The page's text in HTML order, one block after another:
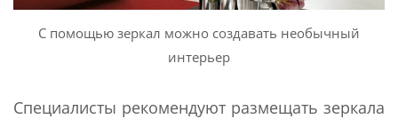
С помощью зеркал можно создавать необычный
интерьер
Специалисты рекомендуют размещать зеркала